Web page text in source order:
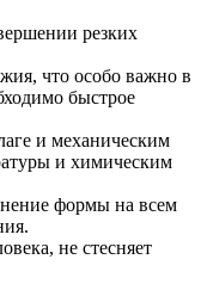
резких
что особо важно в
быстрое
и механическим
и химическим
формы на всем
не стесняет